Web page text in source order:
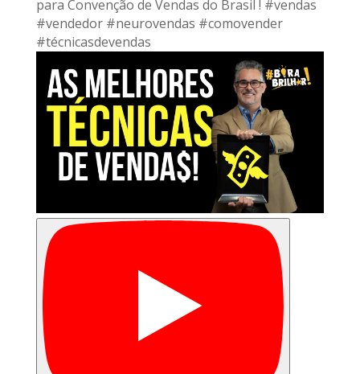
para Convenção de Vendas do Brasil ! #vendas
#vendedor #neurovendas #comovender
#técnicasdevendas